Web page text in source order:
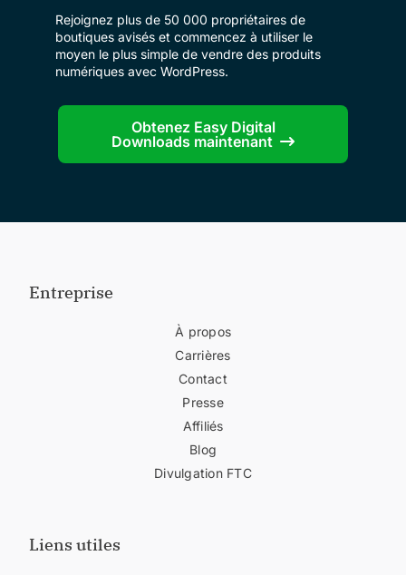
Rejoignez plus de 50 000 propriétaires de
boutiques avisés et commencez à utiliser le
moyen le plus simple de vendre des produits
numériques avec WordPress.
Obtenez Easy Digital
Downloads maintenant
Entreprise
À propos
Carrières
Contact
Presse
Affiliés
Blog
Divulgation FTC
Liens utiles